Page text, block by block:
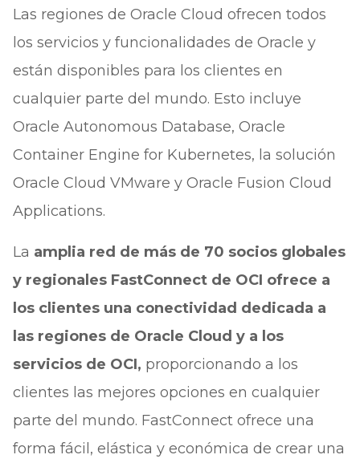
Las regiones de Oracle Cloud ofrecen todos
los servicios y funcionalidades de Oracle y
están disponibles para los clientes en
cualquier parte del mundo. Esto incluye
Oracle Autonomous Database, Oracle
Container Engine for Kubernetes, la solución
Oracle Cloud VMware y Oracle Fusion Cloud
Applications.
La amplia red de más de 70 socios globales
y regionales FastConnect de OCI ofrece a
los clientes una conectividad dedicada a
las regiones de Oracle Cloud y a los
servicios de OCI, proporcionando a los
clientes las mejores opciones en cualquier
parte del mundo. FastConnect ofrece una
forma fácil, elástica y económica de crear una